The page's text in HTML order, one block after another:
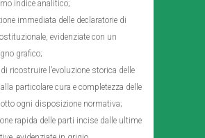
indice analitico;
immediata delle declaratorie di
evidenziate con un
grafico;
ricostruire l’evoluzione storica delle
particolare cura e completezza delle
ogni disposizione normativa;
rapida delle parti incise dalle ultime